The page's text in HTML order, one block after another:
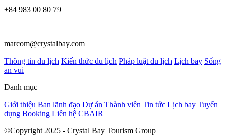
+84 983 00 80 79
marcom@crystalbay.com
Thông tin du lịch Kiến thức du lịch Pháp luật du lịch Lịch bay Sống
an vui
Danh mục
Giới thiệu Ban lãnh đạo Dự án Thành viên Tin tức Lịch bay Tuyển
dụng Booking Liên hệ CBAIR
©Copyright 2025 - Crystal Bay Tourism Group